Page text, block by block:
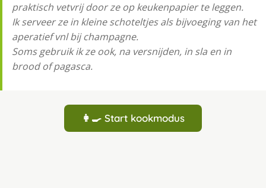
praktisch vetvrij door ze op keukenpapier te leggen.
Ik serveer ze in kleine schoteltjes als bijvoeging van het
aperatief vnl bij champagne.
Soms gebruik ik ze ook, na versnijden, in sla en in
brood of pagasca.
👩‍🍳 Start kookmodus